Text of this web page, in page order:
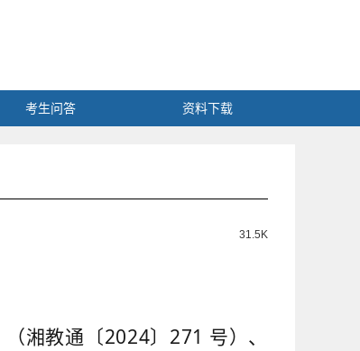
考生问答 资料下载
31.5K
（湘教通〔2024〕271 号）、